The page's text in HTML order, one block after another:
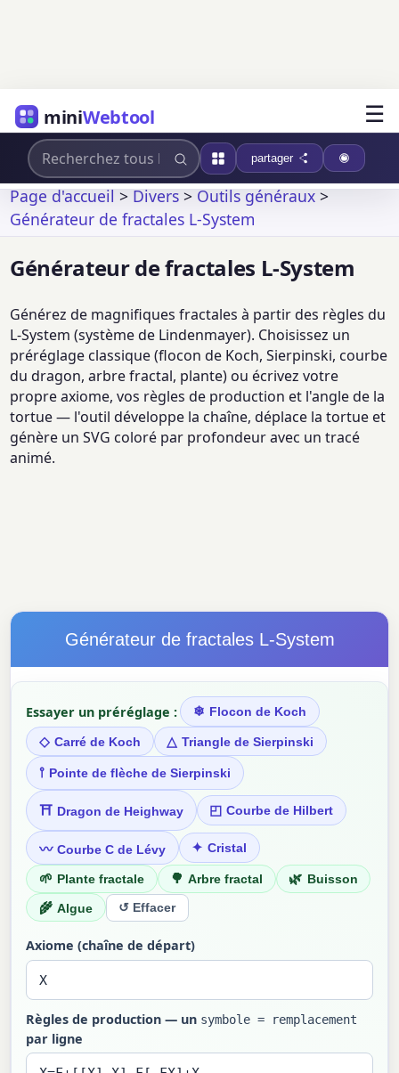
miniWebtool ☰
partager
Page d'accueil>Divers>Outils généraux>
Générateur de fractales L-System
Générateur de fractales L-System
Générez de magnifiques fractales à partir des règles du
L-System (système de Lindenmayer). Choisissez un
préréglage classique (flocon de Koch, Sierpinski, courbe
du dragon, arbre fractal, plante) ou écrivez votre
propre axiome, vos règles de production et l'angle de la
tortue — l'outil développe la chaîne, déplace la tortue et
génère un SVG coloré par profondeur avec un tracé
animé.
Générateur de fractales L-System
Essayer un préréglage : ❄ Flocon de Koch
◇ Carré de Koch △ Triangle de Sierpinski
⫯ Pointe de flèche de Sierpinski
⛩ Dragon de Heighway ◰ Courbe de Hilbert
〰 Courbe C de Lévy ✦ Cristal
🌱 Plante fractale 🌳 Arbre fractal 🌿 Buisson
🌾 Algue ↺ Effacer
Axiome (chaîne de départ)
Règles de production — un symbole = remplacement
par ligne